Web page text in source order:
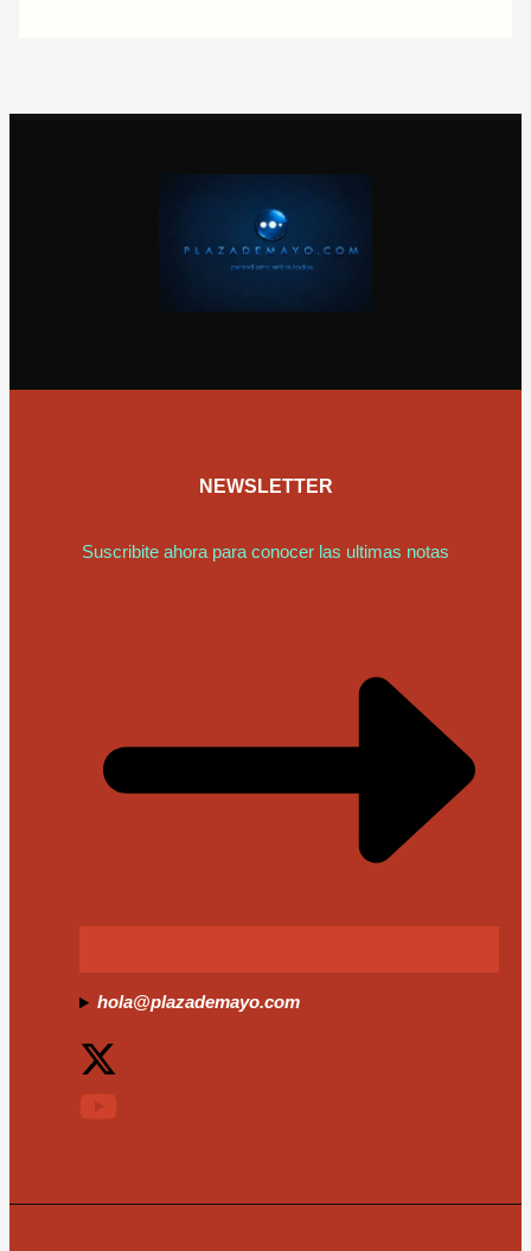
NEWSLETTER
Suscribite ahora para conocer las ultimas notas
hola@plazademayo.com